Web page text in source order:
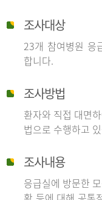
조사대상
23개 참여병원 응
합니다.
조사방법
환자와 직접 대면
법으로 수행하고
조사내용
응급실에 방문한